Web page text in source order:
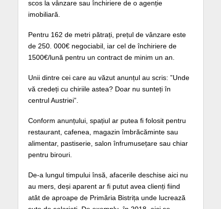
scos la vânzare sau închiriere de o agenție
imobiliară.
Pentru 162 de metri pătrați, prețul de vânzare este
de 250. 000€ negociabil, iar cel de închiriere de
1500€/lună pentru un contract de minim un an.
Unii dintre cei care au văzut anunțul au scris: ”Unde
vă credeți cu chiriile astea? Doar nu sunteți în
centrul Austriei”.
Conform anunțului, spațiul ar putea fi folosit pentru
restaurant, cafenea, magazin îmbrăcăminte sau
alimentar, pastiserie, salon înfrumusețare sau chiar
pentru birouri.
De-a lungul timpului însă, afacerile deschise aici nu
au mers, deși aparent ar fi putut avea clienți fiind
atât de aproape de Primăria Bistrița unde lucrează